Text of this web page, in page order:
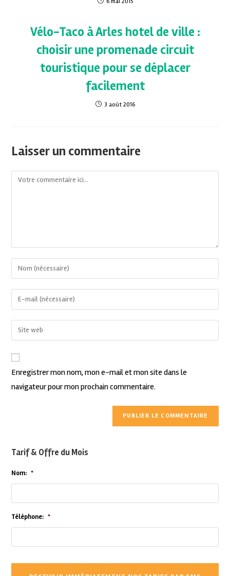
Vélo-Taco à Arles hotel de ville :
choisir une promenade circuit
touristique pour se déplacer
facilement
3 août 2016
Laisser un commentaire
Enregistrer mon nom, mon e-mail et mon site dans le
navigateur pour mon prochain commentaire.
Tarif & Offre du Mois
Nom: *
Téléphone: *